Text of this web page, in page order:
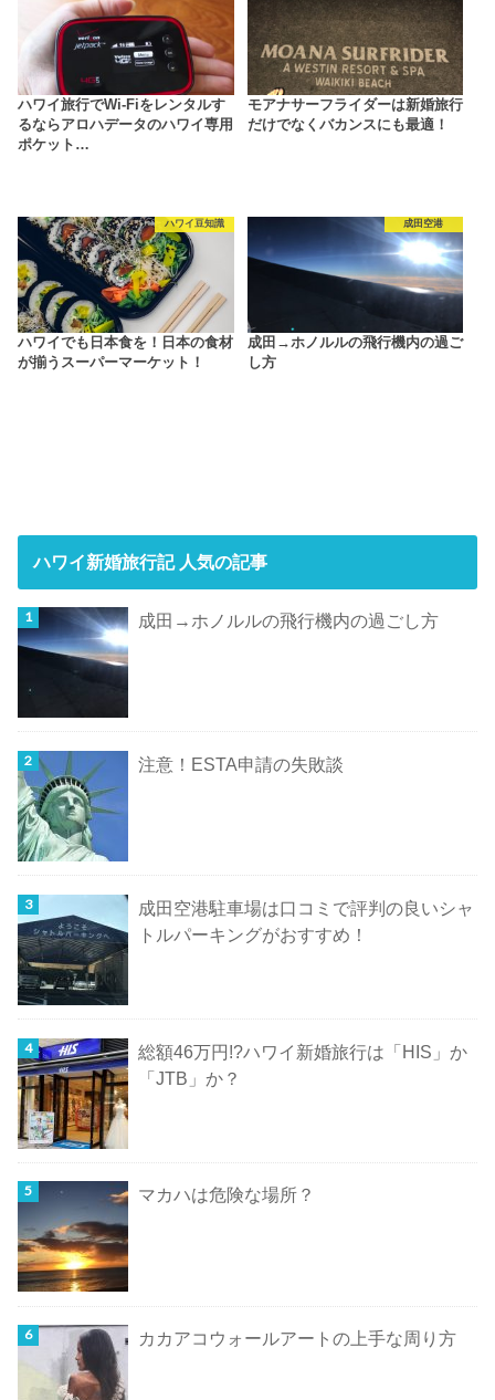
ハワイ旅行でWi-Fiをレンタルす
るならアロハデータのハワイ専用
ポケット…
モアナサーフライダーは新婚旅行
だけでなくバカンスにも最適！
ハワイ豆知識
ハワイでも日本食を！日本の食材
が揃うスーパーマーケット！
成田空港
成田→ホノルルの飛行機内の過ご
し方
ハワイ新婚旅行記 人気の記事
成田→ホノルルの飛行機内の過ごし方
注意！ESTA申請の失敗談
成田空港駐車場は口コミで評判の良いシャ
トルパーキングがおすすめ！
総額46万円!?ハワイ新婚旅行は「HIS」か
「JTB」か？
マカハは危険な場所？
カカアコウォールアートの上手な周り方